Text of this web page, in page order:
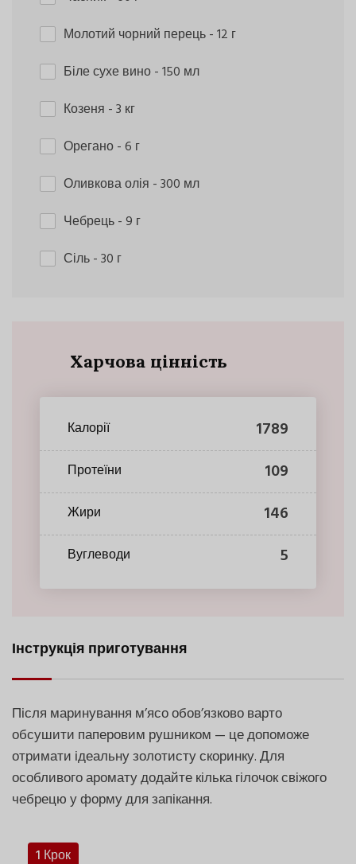
Молотий чорний перець- 12 г
Біле сухе вино- 150 мл
Козеня - 3 кг
Орегано- 6 г
Оливкова олія - 300 мл
Чебрець- 9 г
Сіль- 30 г
Харчова цінність
Калорії 1789
Протеїни 109
Жири 146
Вуглеводи 5
Інструкція приготування
Після маринування м’ясо обов’язково варто
обсушити паперовим рушником — це допоможе
отримати ідеальну золотисту скоринку. Для
особливого аромату додайте кілька гілочок свіжого
чебрецю у форму для запікання.
1 Крок